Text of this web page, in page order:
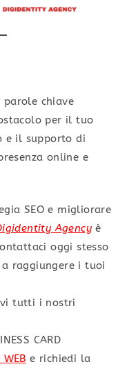
chiave
per il tuo
e il supporto di
online e
SEO e migliorare
Agency è
oggi stesso
raggiungere i tuoi
tutti i nostri
CARD
WEB e richiedi la